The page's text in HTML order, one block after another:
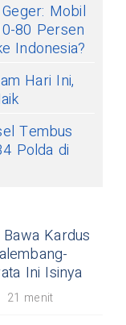
Mobil
80 Persen
Indonesia?
Hari Ini,
Tembus
Polda di
Kardus
Ini Isinya
21 menit